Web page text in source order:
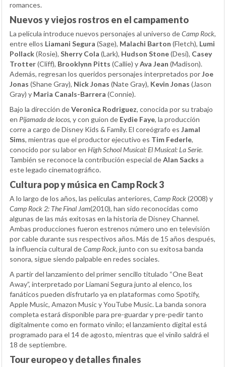
romances.
Nuevos y viejos rostros en el campamento
La película introduce nuevos personajes al universo deCamp Rock,
entre ellos Liamani Segura (Sage), Malachi Barton (Fletch), Lumi
Pollack(Rosie), Sherry Cola (Lark), Hudson Stone(Desi), Casey
Trotter(Cliff), Brooklynn Pitts (Callie) yAva Jean (Madison).
Además, regresan los queridos personajes interpretados porJoe
Jonas (Shane Gray), Nick Jonas (Nate Gray), Kevin Jonas (Jason
Gray) y Maria Canals-Barrera (Connie).
Bajo la dirección deVeronica Rodriguez, conocida por su trabajo
en Pijamada de locos, y con guion de Eydie Faye, la producción
corre a cargo de Disney Kids & Family. El coreógrafo es Jamal
Sims, mientras que el productor ejecutivo es Tim Federle,
conocido por su labor en High School Musical: El Musical: La Serie.
También se reconoce la contribución especial deAlan Sacks a
este legado cinematográfico.
Cultura pop y música en Camp Rock 3
A lo largo de los años, las películas anteriores, Camp Rock(2008) y
Camp Rock 2: The Final Jam(2010), han sido reconocidas como
algunas de las más exitosas en la historia de Disney Channel.
Ambas producciones fueron estrenos número uno en televisión
por cable durante sus respectivos años. Más de 15 años después,
la influencia cultural deCamp Rock, junto con su exitosa banda
sonora, sigue siendo palpable en redes sociales.
A partir del lanzamiento del primer sencillo titulado “One Beat
Away”, interpretado por Liamani Segura junto al elenco, los
fanáticos pueden disfrutarlo ya en plataformas como Spotify,
Apple Music, Amazon Music y YouTube Music. La banda sonora
completa estará disponible para pre-guardar y pre-pedir tanto
digitalmente como en formato vinilo; el lanzamiento digital está
programado para el 14 de agosto, mientras que el vinilo saldrá el
18 de septiembre.
Tour europeo y detalles finales